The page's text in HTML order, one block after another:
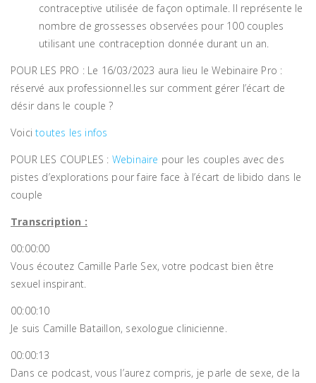
contraceptive utilisée de façon optimale. Il représente le
nombre de grossesses observées pour 100 couples
utilisant une contraception donnée durant un an.
POUR LES PRO : Le 16/03/2023 aura lieu le Webinaire Pro :
réservé aux professionnel.les sur comment gérer l’écart de
désir dans le couple ?
Voici toutes les infos
POUR LES COUPLES : Webinaire pour les couples avec des
pistes d’explorations pour faire face à l’écart de libido dans le
couple
Transcription :
00:00:00
Vous écoutez Camille Parle Sex, votre podcast bien être
sexuel inspirant.
00:00:10
Je suis Camille Bataillon, sexologue clinicienne.
00:00:13
Dans ce podcast, vous l’aurez compris, je parle de sexe, de la